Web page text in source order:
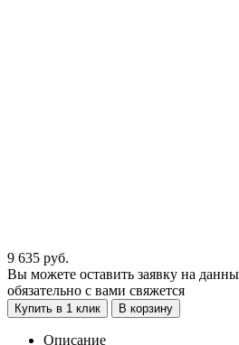
9 635 руб.
Вы можете оставить заявку на
обязательно с вами свяжется
Купить в 1 клик В корзину
Описание